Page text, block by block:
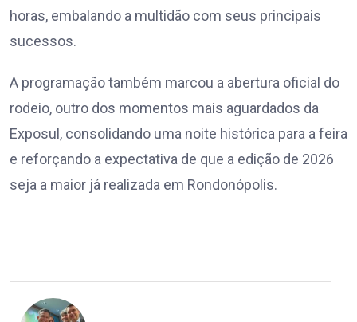
horas, embalando a multidão com seus principais
sucessos.
A programação também marcou a abertura oficial do
rodeio, outro dos momentos mais aguardados da
Exposul, consolidando uma noite histórica para a feira
e reforçando a expectativa de que a edição de 2026
seja a maior já realizada em Rondonópolis.